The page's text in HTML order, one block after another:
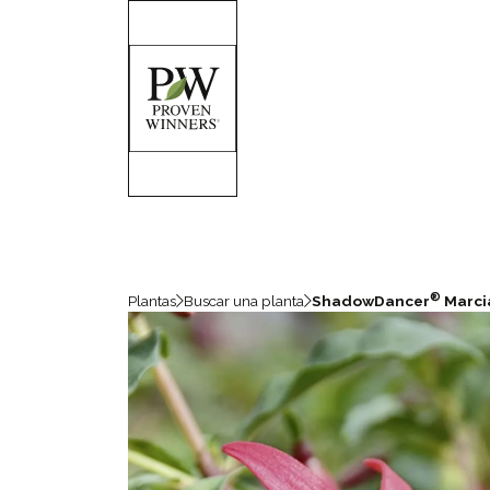
Plantas Buscar una planta ShadowDancer®